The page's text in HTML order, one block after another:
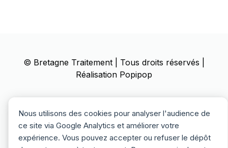
Nous utilisons des cookies pour analyser l'audience de
ce site via Google Analytics et améliorer votre
expérience. Vous pouvez accepter ou refuser le dépôt
© Bretagne Traitement | Tous droits réservés |
Réalisation Popipop
Politique des cookies